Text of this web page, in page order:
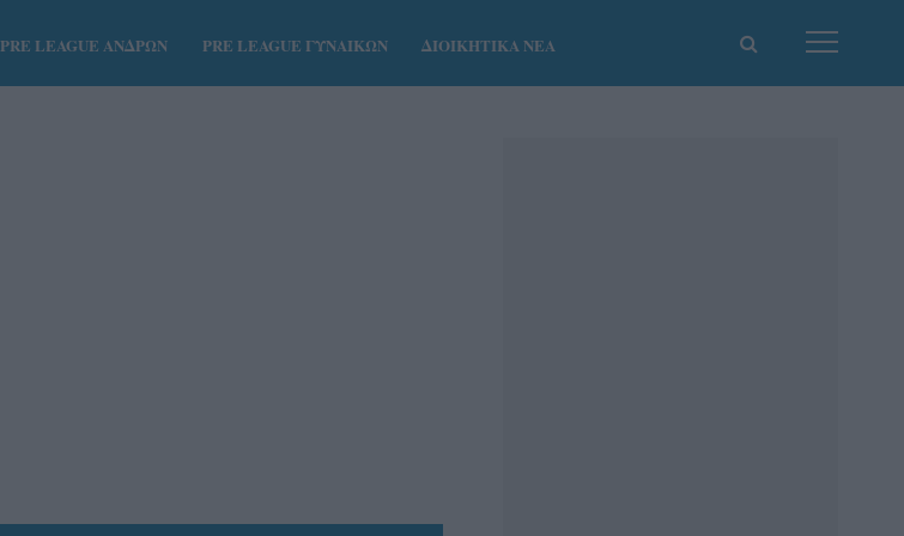
PRE LEAGUE ΑΝΔΡΩΝ PRE LEAGUE ΓΥΝΑΙΚΩΝ ΔΙΟΙΚΗΤΙΚΑ ΝΕΑ